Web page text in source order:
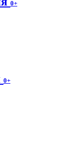
0+
0+